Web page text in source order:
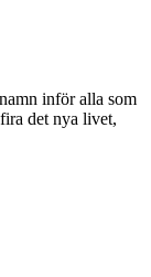
inför alla som
det nya livet,